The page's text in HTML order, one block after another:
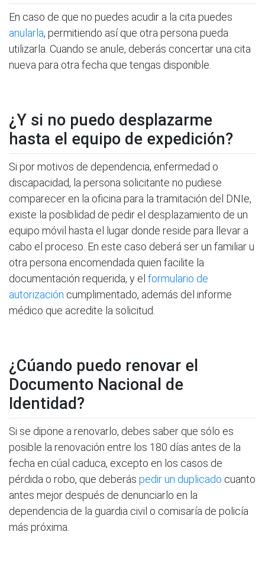
En caso de que no puedes acudir a la cita puedes
anularla, permitiendo así que otra persona pueda
utilizarla. Cuando se anule, deberás concertar una cita
nueva para otra fecha que tengas disponible.
¿Y si no puedo desplazarme
hasta el equipo de expedición?
Si por motivos de dependencia, enfermedad o
discapacidad, la persona solicitante no pudiese
comparecer en la oficina para la tramitación del DNIe,
existe la posiblidad de pedir el desplazamiento de un
equipo móvil hasta el lugar donde reside para llevar a
cabo el proceso. En este caso deberá ser un familiar u
otra persona encomendada quien facilite la
documentación requerida, y el formulario de
autorización cumplimentado, además del informe
médico que acredite la solicitud.
¿Cúando puedo renovar el
Documento Nacional de
Identidad?
Si se dipone a renovarlo, debes saber que sólo es
posible la renovación entre los 180 días antes de la
fecha en cúal caduca, excepto en los casos de
pérdida o robo, que deberás pedir un duplicado cuanto
antes mejor después de denunciarlo en la
dependencia de la guardia civil o comisaría de policía
más próxima.